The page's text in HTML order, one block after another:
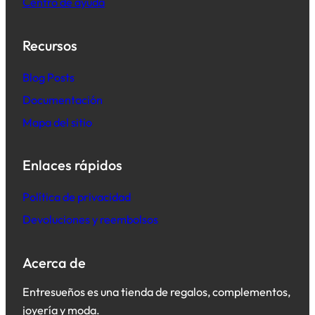
Recursos
Blog Posts
Documentación
Mapa del sitio
Enlaces rápidos
Política de privacidad
Devoluciones y reembolsos
Acerca de
Entresueños es una tienda de regalos, complementos,
joyería y moda.